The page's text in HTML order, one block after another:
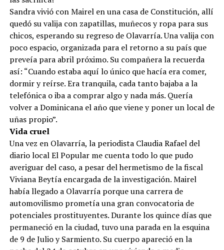
Sandra vivió con Mairel en una casa de Constitución, allí
quedó su valija con zapatillas, muñecos y ropa para sus
chicos, esperando su regreso de Olavarría. Una valija con
poco espacio, organizada para el retorno a su país que
preveía para abril próximo. Su compañera la recuerda
así: “Cuando estaba aquí lo único que hacía era comer,
dormir y reírse. Era tranquila, cada tanto bajaba a la
telefónica o iba a comprar algo y nada más. Quería
volver a Dominicana el año que viene y poner un local de
uñas propio”.
Vida cruel
Una vez en Olavarría, la periodista Claudia Rafael del
diario local El Popular me cuenta todo lo que pudo
averiguar del caso, a pesar del hermetismo de la fiscal
Viviana Beytía encargada de la investigación. Mairel
había llegado a Olavarría porque una carrera de
automovilismo prometía una gran convocatoria de
potenciales prostituyentes. Durante los quince días que
permaneció en la ciudad, tuvo una parada en la esquina
de 9 de Julio y Sarmiento. Su cuerpo apareció en la